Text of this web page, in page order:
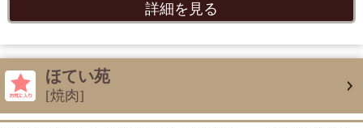
詳細を見る
ほてい苑
[焼肉]